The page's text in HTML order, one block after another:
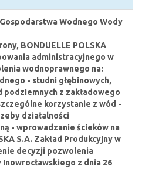
Wodnego Wody
BONDUELLE POLSKA
administracyjnego w
wodnoprawnego na:
- studni głębinowych,
podziemnych z zakładowego
korzystanie z wód -
działalności
- wprowadzanie ścieków na
S.A. Zakład Produkcyjny w
decyzji pozwolenia
z dnia 26